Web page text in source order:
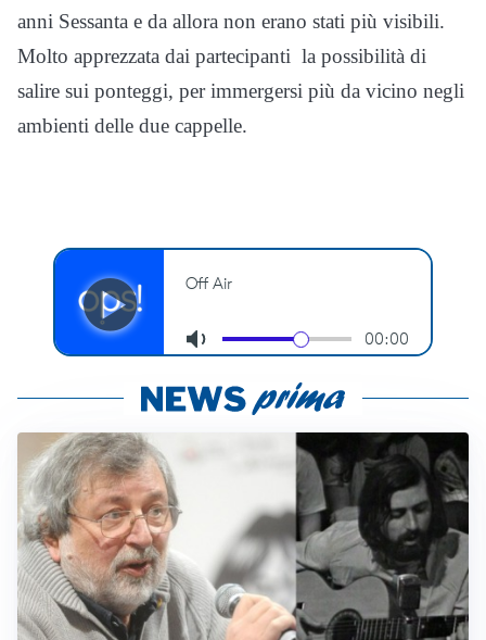
anni Sessanta e da allora non erano stati più visibili.
Molto apprezzata dai partecipanti la possibilità di
salire sui ponteggi, per immergersi più da vicino negli
ambienti delle due cappelle.